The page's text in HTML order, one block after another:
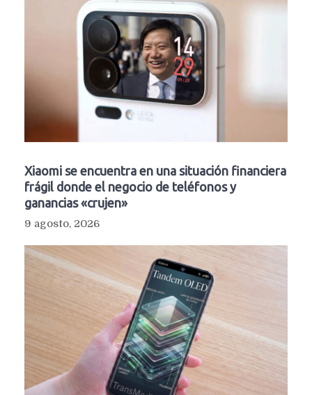
Xiaomi se encuentra en una situación financiera
frágil donde el negocio de teléfonos y
ganancias «crujen»
9 agosto, 2026